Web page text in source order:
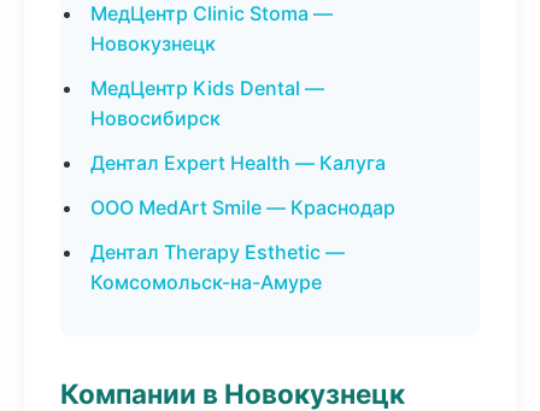
МедЦентр Clinic Stoma —
Новокузнецк
МедЦентр Kids Dental —
Новосибирск
Дентал Expert Health — Калуга
ООО MedArt Smile — Краснодар
Дентал Therapy Esthetic —
Комсомольск-на-Амуре
Компании в Новокузнецк